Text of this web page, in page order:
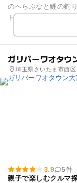
のへらぶなと鯉の釣
トで、へらぶな釣り
もらえるので毎日が
ガリバーワオタウ
埼玉県さいたま市西
3.9
5件
親子で楽しむクルマ